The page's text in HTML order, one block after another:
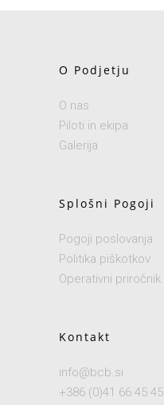
O Podjetju
O nas
Piloti in ekipa
Galerija
Splošni Pogoji
Pogoji poslovanja
Politika piškotkov
Operativni priročnik
Kontakt
info@bcb.si
+386 (0)41 66 45 45